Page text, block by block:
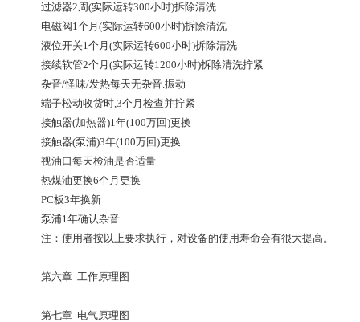
过滤器2周(实际运转300小时)拆除清洗
电磁阀1个月(实际运转600小时)拆除清洗
液位开关1个月(实际运转600小时)拆除清洗
接续软管2个月(实际运转1200小时)拆除清洗拧紧
杂音/怪味/发热每天无杂音.振动
端子松动收货时,3个月 检查并拧紧
接触器(加热器)1年(100万回)更换
接触器(泵浦)3年(100万回)更换
视油口每天检油是否适量
热煤油更换6个月 更换
PC板3年换新
泵浦1年确认杂音
注：使用者按以上要求执行，对设备的使用寿命会有很大提高。
第六章 工作原理图
第七章 电气原理图